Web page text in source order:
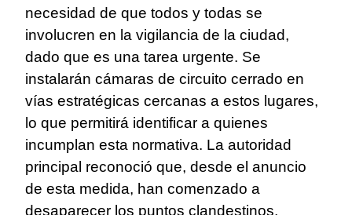
necesidad de que todos y todas se
involucren en la vigilancia de la ciudad,
dado que es una tarea urgente. Se
instalarán cámaras de circuito cerrado en
vías estratégicas cercanas a estos lugares,
lo que permitirá identificar a quienes
incumplan esta normativa. La autoridad
principal reconoció que, desde el anuncio
de esta medida, han comenzado a
desaparecer los puntos clandestinos,